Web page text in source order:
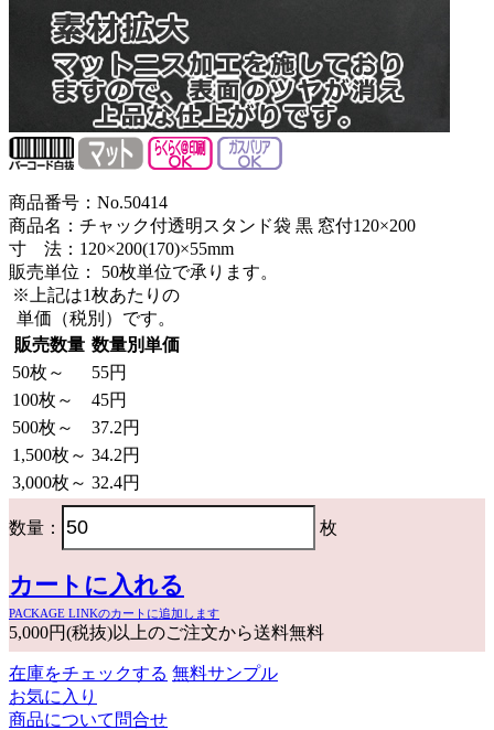
商品番号：No.50414
商品名：チャック付透明スタンド袋 黒 窓付120×200
寸 法：120×200(170)×55mm
販売単位：
50枚単位で承ります。
※上記は1枚あたりの
単価（税別）です。
販売数量 数量別単価
50枚～
55円
100枚～
45円
500枚～
37.2円
1,500枚～ 34.2円
3,000枚～ 32.4円
数量： 枚
カートに入れる
PACKAGE LINKのカートに追加します
5,000円(税抜)以上のご注文から送料無料
在庫をチェックする 無料サンプル
お気に入り
商品について問合せ